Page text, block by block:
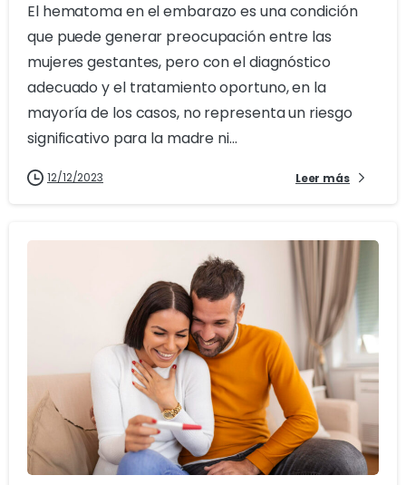
El hematoma en el embarazo es una condición
que puede generar preocupación entre las
mujeres gestantes, pero con el diagnóstico
adecuado y el tratamiento oportuno, en la
mayoría de los casos, no representa un riesgo
significativo para la madre ni...
12/12/2023 Leer más
0